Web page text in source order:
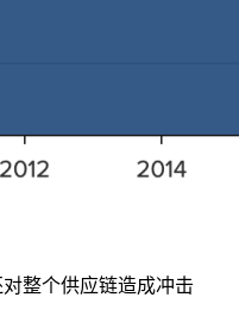
整个供应链造成冲击